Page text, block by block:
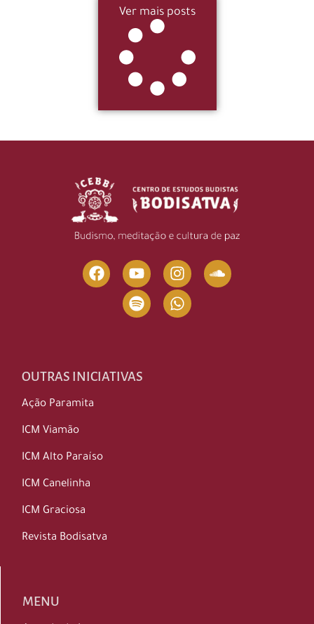
Ver mais posts
OUTRAS INICIATIVAS
Ação Paramita
ICM Viamão
ICM Alto Paraíso
ICM Canelinha
ICM Graciosa
Revista Bodisatva
MENU